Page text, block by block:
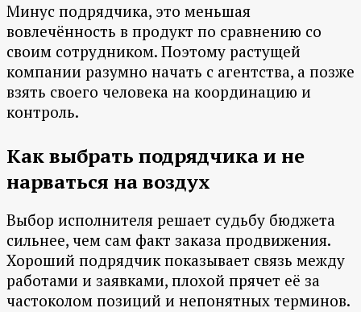
Минус подрядчика, это меньшая
вовлечённость в продукт по сравнению со
своим сотрудником. Поэтому растущей
компании разумно начать с агентства, а позже
взять своего человека на координацию и
контроль.
Как выбрать подрядчика и не
нарваться на воздух
Выбор исполнителя решает судьбу бюджета
сильнее, чем сам факт заказа продвижения.
Хороший подрядчик показывает связь между
работами и заявками, плохой прячет её за
частоколом позиций и непонятных терминов.